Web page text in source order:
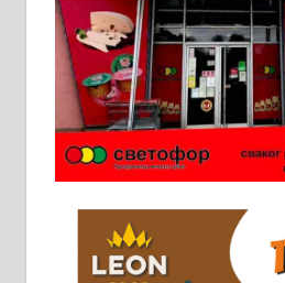
Ало таксију
категоријом. 064/02-
Потребна два
стоваришту „Липа
информација доћи
стовариште у
Горког 26 сваког
8 до 15 часова. 063/